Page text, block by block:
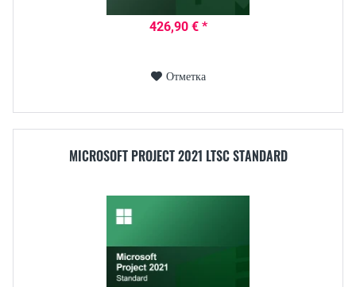
426,90 € *
Отметка
MICROSOFT PROJECT 2021 LTSC STANDARD